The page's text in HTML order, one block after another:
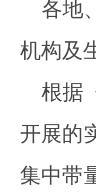
各地
机构及
根据
开展的
集中带